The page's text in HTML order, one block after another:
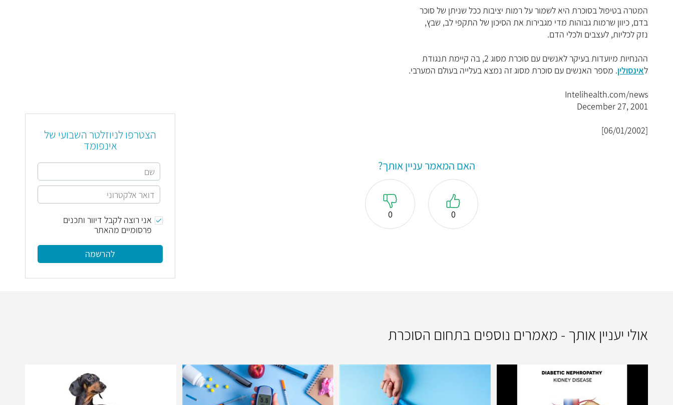
המטרה בטיפול בסוכרת היא לשמור על רמות יציבות ככל שניתן של סוכר
בדם, כיוון שרמות גבוהות מדי מגבירות את הסיכון של התקפי לב, שבץ,
נזק לכליות, לעצבים ולכלי הדם.
ההנחיות מיועדות בעיקר לאנשים עם סוכרת מסוג 2, בה קיימת תנגודת
לאינסולין. מספר האנשים עם סוכרת מסוג זה נמצא בעלייה בעולם המערבי.
Intelihealth.com/news
December 27, 2001
[06/01/2002]
האם המאמר עניין אותך?
0
0
הצטרפו לניוזלטר השבועי של
אינפומד
אני רוצה לקבל דיוור ותכנים
פרסומיים מהאתר
להרשמה
אולי יעניין אותך - מאמרים נוספים בתחום הסוכרת